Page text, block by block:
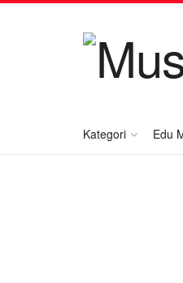
Kategori Edu